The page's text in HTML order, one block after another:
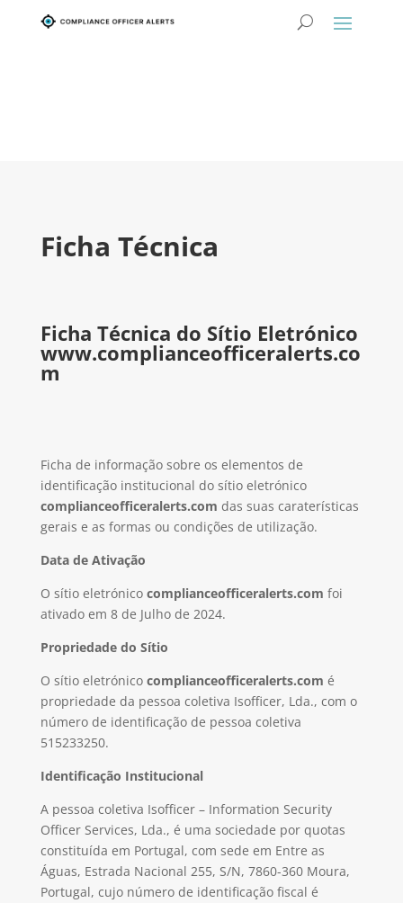
Ficha Técnica
Ficha Técnica do Sítio Eletrónico
www.complianceofficeralerts.co
m
Ficha de informação sobre os elementos de
identificação institucional do sítio eletrónico
complianceofficeralerts.com das suas caraterísticas
gerais e as formas ou condições de utilização.
Data de Ativação
O sítio eletrónico complianceofficeralerts.com foi
ativado em 8 de Julho de 2024.
Propriedade do Sítio
O sítio eletrónico complianceofficeralerts.com é
propriedade da pessoa coletiva Isofficer, Lda., com o
número de identificação de pessoa coletiva
515233250.
Identificação Institucional
A pessoa coletiva Isofficer – Information Security
Officer Services, Lda., é uma sociedade por quotas
constituída em Portugal, com sede em Entre as
Águas, Estrada Nacional 255, S/N, 7860-360 Moura,
Portugal, cujo número de identificação fiscal é